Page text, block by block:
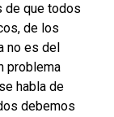
de que todos
de los
no es del
problema
habla de
debemos